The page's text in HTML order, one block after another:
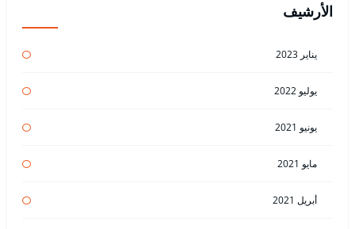
الأرشيف
يناير 2023
يوليو 2022
يونيو 2021
مايو 2021
أبريل 2021